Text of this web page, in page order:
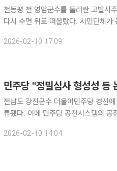
전동평 전 영암군수를 둘러싼 고발사
다시 수면 위로 떠올랐다. 시민단체가 공개 기자회견을 예고하며 "공천 이전에 반드시 해명과 판단
민주경선 수호연대는 오는 2월 11일
2026-02-10 17:09
민주당 "정밀심사 형성성 등
전남도 강진군수 더불어민주당 경선
류됐다. 이에 민주당 공천시스템의 공정성과 형평성을 둘러싼 논란이 커지고 있다. 김 전 의장은 최
하고 나섰다. 이어 그는 "세 번
2026-02-10 14:04